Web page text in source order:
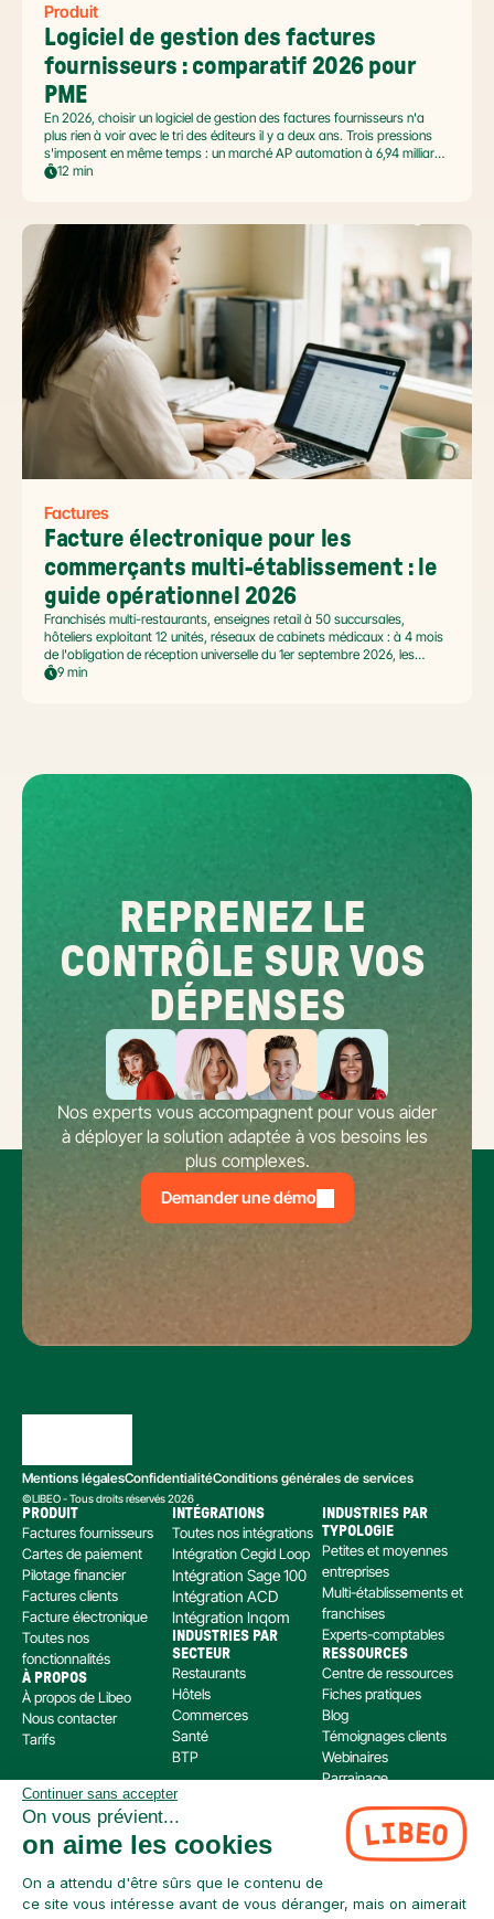
Produit
Logiciel de gestion des factures
fournisseurs : comparatif 2026 pour
PME
En 2026, choisir un logiciel de gestion des factures fournisseurs n'a
plus rien à voir avec le tri des éditeurs il y a deux ans. Trois pressions
s'imposent en même temps : un marché AP automation à 6,94 milliards
USD en pleine accélération, une réforme facture électronique 2026 qui
de traitement, selon Forrester 2026). Ce comparatif passe en revue 8
outils pertinents pour les PME françaises et le positionnement de Libeo
dans ce paysage en mouvement.
12 min
Factures
Facture électronique pour les
commerçants multi-établissement : le
guide opérationnel 2026
Franchisés multi-restaurants, enseignes retail à 50 succursales,
hôteliers exploitant 12 unités, réseaux de cabinets médicaux : à 4 mois
de l'obligation de réception universelle du 1er septembre 2026, les
commerçants multi-établissement ont un défi spécifique. Ce guide
9 min
REPRENEZ LE
CONTRÔLE SUR VOS
DÉPENSES
Nos experts vous accompagnent pour vous aider
à déployer la solution adaptée à vos besoins les
plus complexes.
Demander une démo
Mentions légalesConfidentialitéConditions générales de services
©LIBEO - Tous droits réservés 2026
Libeo, société par actions simplifiée immatriculée au RCS de Créteil, dont le siège social
est situé au 112 Avenue de Paris, 94300 Vincennes, est enregistré auprès de l’Organisme
pour le Registre Unique des Intermédiaires en assurance, banque et finance (ORIAS) sous
le numéro 220 063 49 en tant que (i) courtier en opérations de banque et en services de
paiement (COBSP) et (ii) mandataire non exclusif en opération de Banque et Service de
Paiement (MOBSP) de la société SWAN (SIREN: 853 827 103). Les immatriculations COBSP
PRODUIT
Factures fournisseurs
Cartes de paiement
Pilotage financier
Factures clients
Facture électronique
Toutes nos
fonctionnalités
À PROPOS
À propos de Libeo
Nous contacter
Tarifs
INTÉGRATIONS
Toutes nos intégrations
Intégration Cegid Loop
Intégration Sage 100
Intégration ACD
Intégration Inqom
INDUSTRIES PAR
SECTEUR
Restaurants
Hôtels
Commerces
Santé
BTP
INDUSTRIES PAR
TYPOLOGIE
Petites et moyennes
entreprises
Multi-établissements et
franchises
Experts-comptables
RESSOURCES
Centre de ressources
Fiches pratiques
Blog
Témoignages clients
Webinaires
Parrainage
Continuer sans accepter
On vous prévient...
on aime les cookies
On a attendu d'être sûrs que le contenu de
ce site vous intéresse avant de vous déranger, mais on aimerait